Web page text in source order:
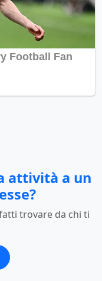
attività a un
trovare da chi ti